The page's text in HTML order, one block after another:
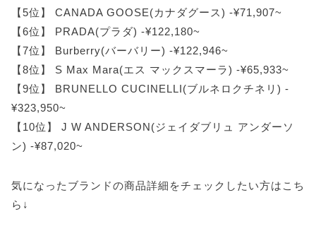
【5位】 CANADA GOOSE(カナダグース) -¥71,907~
【6位】 PRADA(プラダ) -¥122,180~
【7位】 Burberry(バーバリー) -¥122,946~
【8位】 S Max Mara(エス マックスマーラ) -¥65,933~
【9位】 BRUNELLO CUCINELLI(ブルネロクチネリ) -
¥323,950~
【10位】 J W ANDERSON(ジェイダブリュ アンダーソ
ン) -¥87,020~
気になったブランドの商品詳細をチェックしたい方はこち
ら↓